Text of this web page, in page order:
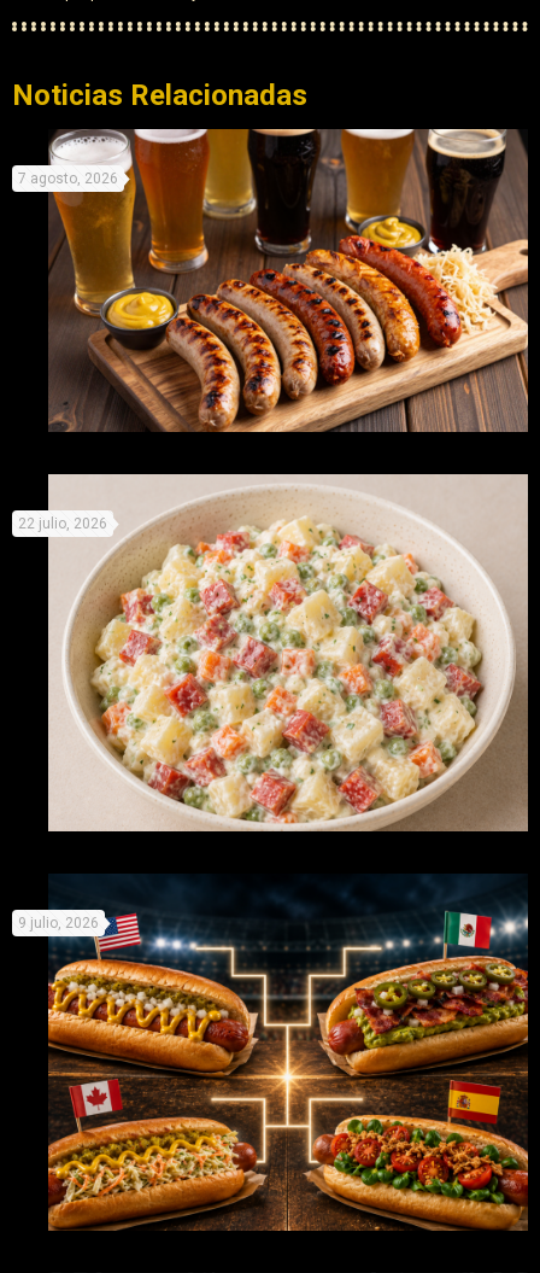
Noticias Relacionadas
con salchichas
7 agosto, 2026
verano
22 julio, 2026
9 julio, 2026